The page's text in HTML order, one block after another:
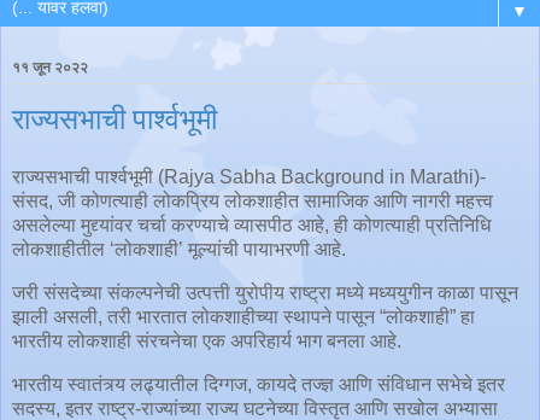
▼
११ जून २०२२
राज्यसभाची पार्श्वभूमी
राज्यसभाची पार्श्वभूमी (Rajya Sabha Background in Marathi)-
संसद, जी कोणत्याही लोकप्रिय लोकशाहीत सामाजिक आणि नागरी महत्त्व
असलेल्या मुद्द्यांवर चर्चा करण्याचे व्यासपीठ आहे, ही कोणत्याही प्रतिनिधि
लोकशाहीतील ‘लोकशाही’ मूल्यांची पायाभरणी आहे.
जरी संसदेच्या संकल्पनेची उत्पत्ती युरोपीय राष्ट्रा मध्ये मध्ययुगीन काळा पासून
झाली असली, तरी भारतात लोकशाहीच्या स्थापने पासून “लोकशाही” हा
भारतीय लोकशाही संरचनेचा एक अपरिहार्य भाग बनला आहे.
भारतीय स्वातंत्र्य लढ्यातील दिग्गज, कायदे तज्ज्ञ आणि संविधान सभेचे इतर
सदस्य, इतर राष्ट्र-राज्यांच्या राज्य घटनेच्या विस्तृत आणि सखोल अभ्यासा